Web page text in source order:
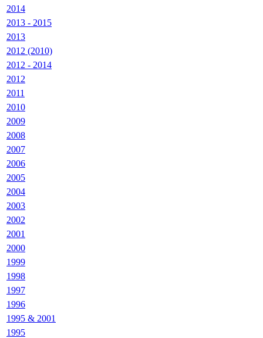
2014
2013 - 2015
2013
2012 (2010)
2012 - 2014
2012
2011
2010
2009
2008
2007
2006
2005
2004
2003
2002
2001
2000
1999
1998
1997
1996
1995 & 2001
1995